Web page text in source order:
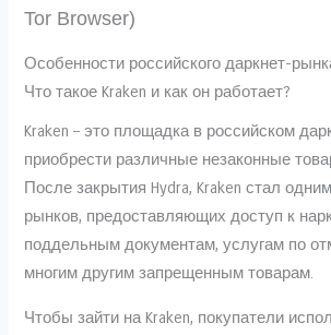
Tor Browser)
Особенности российского даркнет-
Что такое Kraken и как он работает?
Kraken – это площадка в российском
приобрести различные незаконные
После закрытия Hydra, Kraken стал
рынков, предоставляющих доступ к
поддельным документам, услугам по
многим другим запрещенным товарам.
Чтобы зайти на Kraken, покупатели